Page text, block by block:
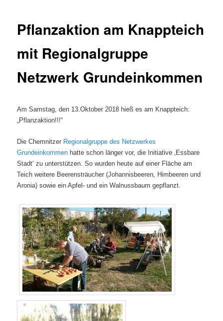
Pflanzaktion am Knappteich
mit Regionalgruppe
Netzwerk Grundeinkommen
Am Samstag, den 13.Oktober 2018 hieß es am Knappteich:
„Pflanzaktion!!!“
Die Chemnitzer Regionalgruppe des Netzwerkes
Grundeinkommen hatte schon länger vor, die Initiative ‚Essbare
Stadt‘ zu unterstützen. So wurden heute auf einer Fläche am
Teich weitere Beerensträucher (Johannisbeeren, Himbeeren und
Aronia) sowie ein Apfel- und ein Walnussbaum gepflanzt.